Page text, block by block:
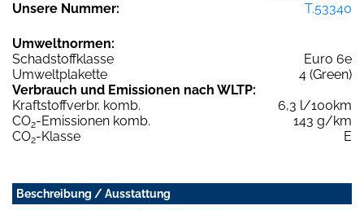
Unsere Nummer:
T.53340
Umweltnormen:
Schadstoffklasse
Euro 6e
Umweltplakette
4 (Green)
Verbrauch und Emissionen nach WLTP:
Kraftstoffverbr. komb.
6,3 l/100km
CO2-Emissionen komb.
143 g/km
CO2-Klasse E
Beschreibung / Ausstattung